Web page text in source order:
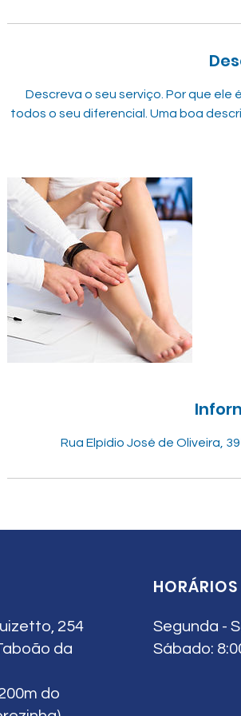
Descreva o seu serviço. Por que
todos o seu diferencial. Uma boa
Rua Elpídio José de Oliveira,
254
da
do
HORÁRIOS
Segunda -
Sábado: